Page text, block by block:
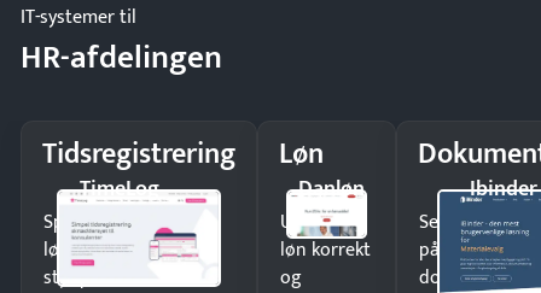
IT-systemer til
HR-afdelingen
Tidsregistrering
TimeLog
Spar tid på
lønberegning og få
styr på
Løn
Danløn
Udbetal
løn korrekt
og
Ibinder
Send
på minutter
dokumenter.